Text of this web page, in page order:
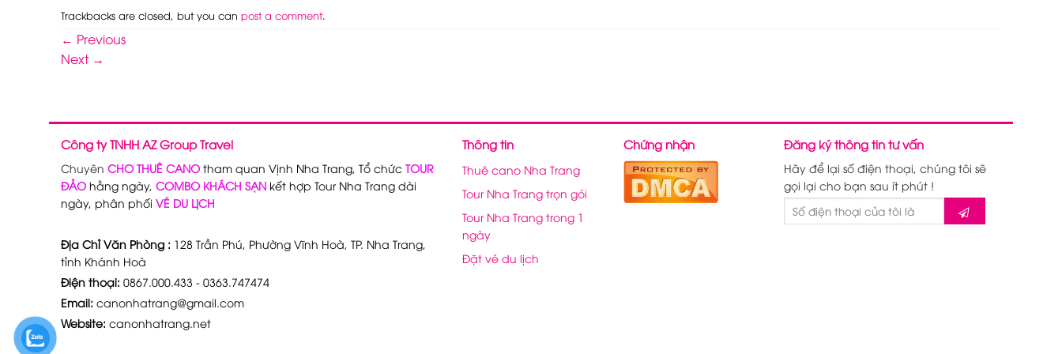
Trackbacks are closed, but you can post a comment.
← Previous
Next →
Công ty TNHH AZ Group Travel
Chuyên CHO THUÊ CANO tham quan Vịnh Nha Trang, Tổ chức TOUR
ĐẢO hằng ngày, COMBO KHÁCH SẠN kết hợp Tour Nha Trang dài
ngày, phân phối VÉ DU LỊCH
Địa Chỉ Văn Phòng : 128 Trần Phú, Phường Vĩnh Hoà, TP. Nha Trang,
tỉnh Khánh Hoà
Điện thoại: 0867.000.433 - 0363.747474
Email: canonhatrang@gmail.com
Website: canonhatrang.net
Thông tin
Thuê cano Nha Trang
Tour Nha Trang trọn gói
Tour Nha Trang trong 1
ngày
Đặt vé du lịch
Chứng nhận Đăng ký thông tin tư vấn
Hãy để lại số điện thoại, chúng tôi sẽ
gọi lại cho bạn sau ít phút !